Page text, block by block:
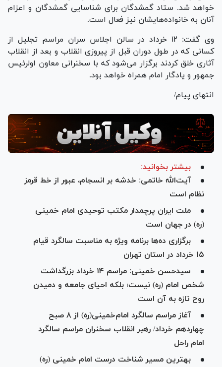
خواهد شد. ستاد گمشدگان برای شناسایی گمشدگان و اعزام
آنان به خانواده‌هایشان نیز فعال است.
وی گفت: ۱۲ خرداد در سالن اجلاس سران مراسم تجلیل از
کسانی که در طول دوران قبل از پیروزی انقلاب و بعد از انقلاب
آثاری خلق کردند برگزار می‌شود که با سخنرانی معاون اولرئیس
جمهور و یادگار امام همراه خواهد بود.
انتهای پیام/
بیشتر بخوانید:
آیت‌الله خاتمی: خدشه بر انسجام، عبور از خط قرمز
نظام است
ملت ایران پرچمدار مکتب توحیدی امام خمینی
(ره) در جهان است
برگزاری ده‌ها برنامه ویژه به مناسبت سالگرد قیام
۱۵ خرداد در استان تهران
سیدحسن خمینی: مراسم ۱۴ خرداد بزرگداشت
شخص امام (ره) نیست؛ بلکه احیای جامعه و دمیدن
روح تازه به آن است
آغاز مراسم سالگرد امام‌خمینی(ره) از ۸ صبح
چهاردهم خرداد/ رهبر انقلاب سخنران مراسم سالگرد
امام راحل
بهترین مسیر شناخت درست امام خمینی (ره)